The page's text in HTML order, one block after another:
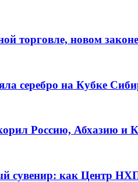
торговле, новом
серебро на Кубке
Россию, Абхазию и
сувенир: как Центр